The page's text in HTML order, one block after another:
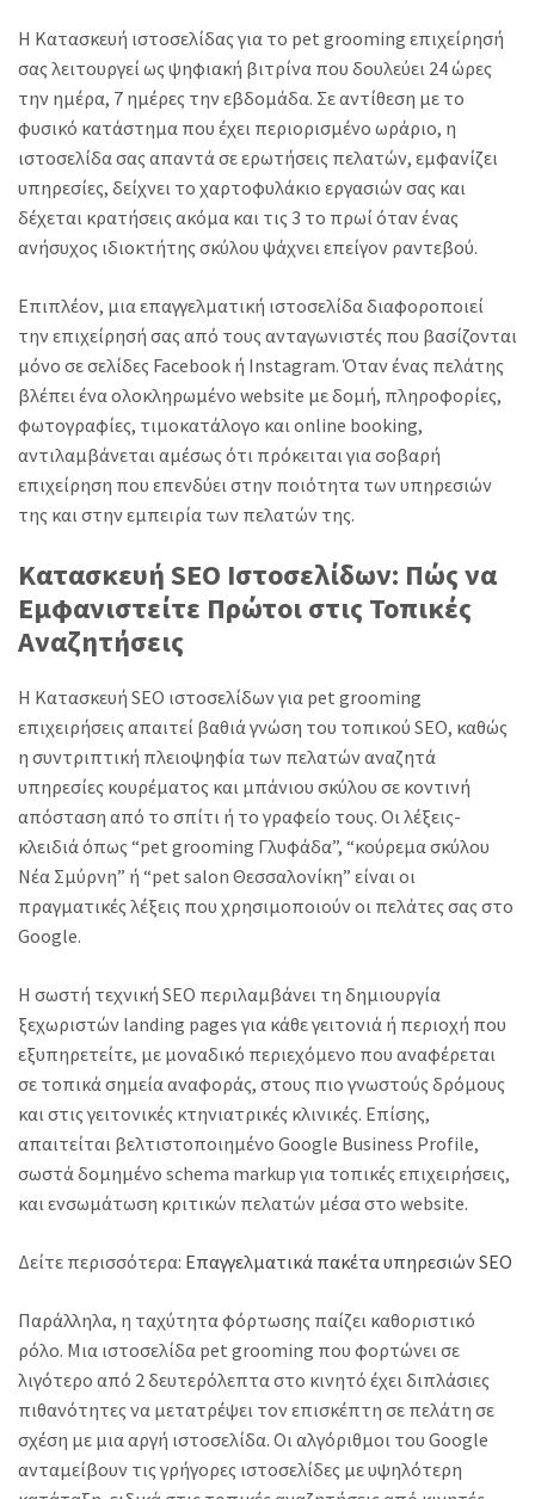
Η Κατασκευή ιστοσελίδας για το pet grooming επιχείρησή
σας λειτουργεί ως ψηφιακή βιτρίνα που δουλεύει 24 ώρες
την ημέρα, 7 ημέρες την εβδομάδα. Σε αντίθεση με το
φυσικό κατάστημα που έχει περιορισμένο ωράριο, η
ιστοσελίδα σας απαντά σε ερωτήσεις πελατών, εμφανίζει
υπηρεσίες, δείχνει το χαρτοφυλάκιο εργασιών σας και
δέχεται κρατήσεις ακόμα και τις 3 το πρωί όταν ένας
ανήσυχος ιδιοκτήτης σκύλου ψάχνει επείγον ραντεβού.
Επιπλέον, μια επαγγελματική ιστοσελίδα διαφοροποιεί
την επιχείρησή σας από τους ανταγωνιστές που βασίζονται
μόνο σε σελίδες Facebook ή Instagram. Όταν ένας πελάτης
βλέπει ένα ολοκληρωμένο website με δομή, πληροφορίες,
φωτογραφίες, τιμοκατάλογο και online booking,
αντιλαμβάνεται αμέσως ότι πρόκειται για σοβαρή
επιχείρηση που επενδύει στην ποιότητα των υπηρεσιών
της και στην εμπειρία των πελατών της.
Κατασκευή SEO Ιστοσελίδων: Πώς να
Εμφανιστείτε Πρώτοι στις Τοπικές
Αναζητήσεις
Η Κατασκευή SEO ιστοσελίδων για pet grooming
επιχειρήσεις απαιτεί βαθιά γνώση του τοπικού SEO, καθώς
η συντριπτική πλειοψηφία των πελατών αναζητά
υπηρεσίες κουρέματος και μπάνιου σκύλου σε κοντινή
απόσταση από το σπίτι ή το γραφείο τους. Οι λέξεις-
κλειδιά όπως “pet grooming Γλυφάδα”, “κούρεμα σκύλου
Νέα Σμύρνη” ή “pet salon Θεσσαλονίκη” είναι οι
πραγματικές λέξεις που χρησιμοποιούν οι πελάτες σας στο
Google.
Η σωστή τεχνική SEO περιλαμβάνει τη δημιουργία
ξεχωριστών landing pages για κάθε γειτονιά ή περιοχή που
εξυπηρετείτε, με μοναδικό περιεχόμενο που αναφέρεται
σε τοπικά σημεία αναφοράς, στους πιο γνωστούς δρόμους
και στις γειτονικές κτηνιατρικές κλινικές. Επίσης,
απαιτείται βελτιστοποιημένο Google Business Profile,
σωστά δομημένο schema markup για τοπικές επιχειρήσεις,
και ενσωμάτωση κριτικών πελατών μέσα στο website.
Δείτε περισσότερα: Επαγγελματικά πακέτα υπηρεσιών SEO
Παράλληλα, η ταχύτητα φόρτωσης παίζει καθοριστικό
ρόλο. Μια ιστοσελίδα pet grooming που φορτώνει σε
λιγότερο από 2 δευτερόλεπτα στο κινητό έχει διπλάσιες
πιθανότητες να μετατρέψει τον επισκέπτη σε πελάτη σε
σχέση με μια αργή ιστοσελίδα. Οι αλγόριθμοι του Google
ανταμείβουν τις γρήγορες ιστοσελίδες με υψηλότερη